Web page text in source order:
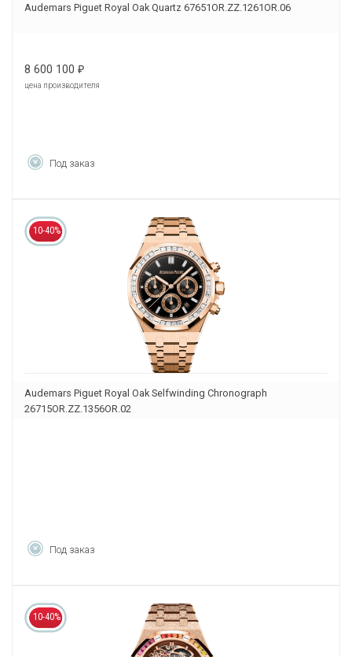
Audemars Piguet Royal Oak Quartz 67651OR.ZZ.1261OR.06
8 600 100 ₽
цена производителя
Под заказ
10-40%
Audemars Piguet Royal Oak Selfwinding Chronograph
26715OR.ZZ.1356OR.02
Под заказ
10-40%